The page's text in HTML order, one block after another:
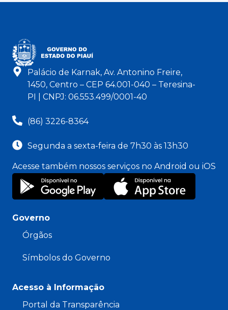
Palácio de Karnak, Av. Antonino Freire,
1450, Centro – CEP 64.001-040 – Teresina-
PI | CNPJ: 06.553.499/0001-40
(86) 3226-8364
Segunda a sexta-feira de 7h30 às 13h30
Acesse também nossos serviços no Android ou iOS
Governo
Órgãos
Símbolos do Governo
Acesso à Informação
Portal da Transparência